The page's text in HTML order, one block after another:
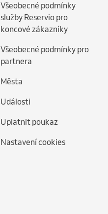
Všeobecné podmínky
služby Reservio pro
koncové zákazníky
Všeobecné podmínky pro
partnera
Města
Události
Uplatnit poukaz
Nastavení cookies